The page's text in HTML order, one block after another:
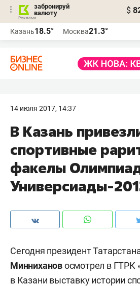
забронируй
валюту
$
Казань18.5° Москва21.3°
14 июля 2017, 14:37
В Казань
спортивные
факелы
Универсиады-
Сегодня президент
Миннихановосмотрел в ГТРК
в Казани выставку истории